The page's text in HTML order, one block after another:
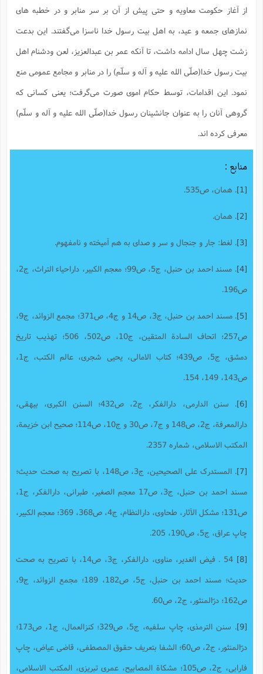
از آغاز حکومت معاویه و حتی پیش از آن بر سر منابر و در خطبه های
نمازهای جمعه و عید، به اهل بیت رسول خدا ناسزا می‌گفتند. این بدعت
زشت چهل سال ادامه داشت، تا آنکه عمر بن عبدالعزیز، لعن ودشنام اهل
بیت رسول خدا(صلّی الله علیه و آله و سلّم) را در منابر و مجامع عمومی منع
نمود. این اقدامات، توسط حکام اموی صورت می‌گرفت؛ یعنی کسانی که
گروهی آنان را به عنوان جانشینان رسول خدا(صلّی الله علیه و آله و سلّم)
معرفی کرده اند.
منابع :
. همان، ص535.
. همان.
. لغط: جار و جنجال و سر و صدای به هم آمیخته و نامفهوم.
. مسند احمد بن حنبل، ج5، ص99؛ معجم الکبیر، داراحیاء التراث، ج2،
ص196.
. مسند احمد بن حنبل، ج3، ص14 و ج4، ص371؛ مجمع الزوائد، ج9،
ص257؛ اتحاف السادة المتقین، ج10، ص502، 506؛ تهذیب تاریخ
دمشق، ج5، ص439؛ کتاب الامالی، یحیی شجری، عالم الکتب، ج1،
ص143، 149، 154.
. سنن الدارمی، دارالفکر، ج2، ص432؛ السنن الکبری، بیهقی،
دارالمعرفة، ج2، ص148 و ج7، ص30 و ج10، ص114؛ صحیح ابن خزیمة،
المکتب الاسلامی، شماره 2357.
. المستدرک علی الصحیحین، ج3، ص148، با تصریح به صحت حدیث؛
مسند احمد بن حنبل، ج3، ص17 معجم الصغیر، طبرانی، دارالفکر، ج1،
ص131؛ مشکل الآثار، طحاوی، دارالنظام، ج4، ص368، 369؛ معجم الکبیر،
چاپ عراق، ج5، ص190، 205.
54 . فیض الغدیر، مناوی، دارالفکر، ج3، ص14، با تصریح به صحت
حدیث؛ مسند احمد بن حنبل، ج5، ص182، 189؛ مجمع الزوائد، ج9،
ص162؛ درّالمنثور، ج2، ص60.
. سنن الترمذی، چاپ سلفیه، ج5، ص329؛ کنزالعمال، ج1، ص173؛
درّالمنثور، ج2، ص60؛ الشفا بتعریف حقوق المصطفی، قاضی عیاض، چاپ
فارابی، ج2، ص105؛ مشکاة المصابیح، عمری تبریزی، المکتب الاسلامی،